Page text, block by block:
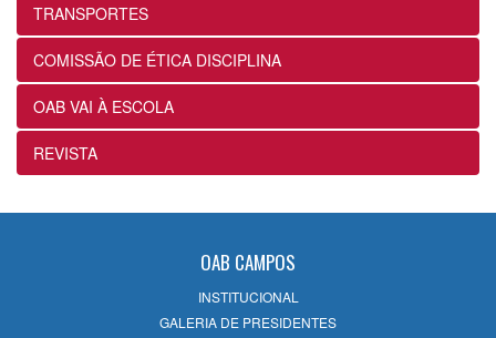
OABRJ disponibiliza repositório de
manuais e cartilhas digitais para apoiar
a advocacia fluminense
22/07/2026
expressamente a natureza alimentar dos
TRANSPORTES
COMISSÃO DE ÉTICA DISCIPLINA
OAB VAI À ESCOLA
REVISTA
OAB CAMPOS
INSTITUCIONAL
GALERIA DE PRESIDENTES